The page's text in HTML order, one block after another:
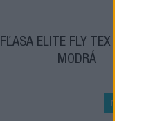
FĽAŠA ELITE FLY TEX 550 ML
MODRÁ
NOVINKA